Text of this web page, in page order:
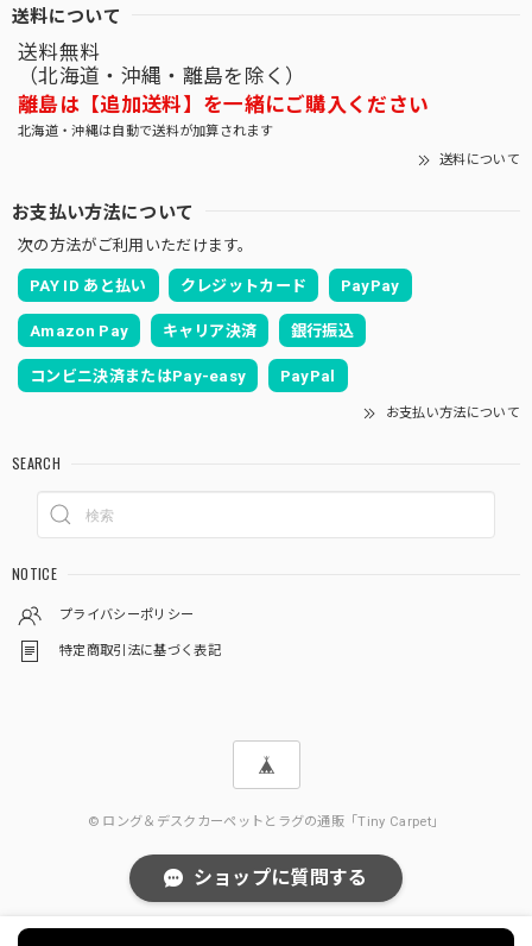
送料について
送料無料
（北海道・沖縄・離島を除く）
離島は【追加送料】を一緒にご購入ください
北海道・沖縄は自動で送料が加算されます
送料について
お支払い方法について
次の方法がご利用いただけます。
PAY ID あと払い クレジットカード PayPay
Amazon Pay キャリア決済 銀行振込
コンビニ決済またはPay-easy PayPal
お支払い方法について
SEARCH
NOTICE
プライバシーポリシー
特定商取引法に基づく表記
© ロング＆デスクカーペットとラグの通販「Tiny Carpet」
ショップに質問する